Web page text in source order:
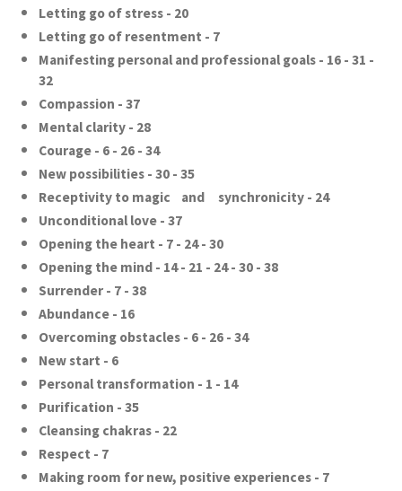
Letting go of stress - 20
Letting go of resentment - 7
Manifesting personal and professional goals - 16 - 31 -
32
Compassion - 37
Mental clarity - 28
Courage - 6 - 26 - 34
New possibilities - 30 - 35
Receptivity to magic and synchronicity - 24
Unconditional love - 37
Opening the heart - 7 - 24 - 30
Opening the mind - 14 - 21 - 24 - 30 - 38
Surrender - 7 - 38
Abundance - 16
Overcoming obstacles - 6 - 26 - 34
New start - 6
Personal transformation - 1 - 14
Purification - 35
Cleansing chakras - 22
Respect - 7
Making room for new, positive experiences - 7